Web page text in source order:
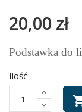
20,00 zł
Podstawka do
Ilość